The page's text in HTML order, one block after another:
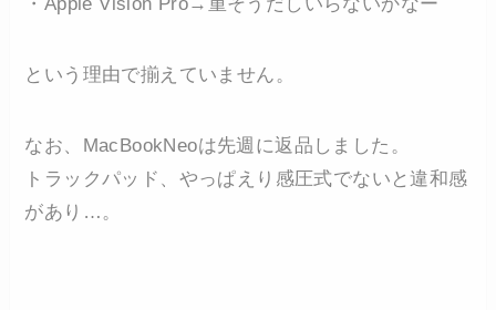
・Apple Vision Pro→重そうだしいらないかなー
という理由で揃えていません。
なお、MacBookNeoは先週に返品しました。
トラックパッド、やっぱえり感圧式でないと違和感
があり…。